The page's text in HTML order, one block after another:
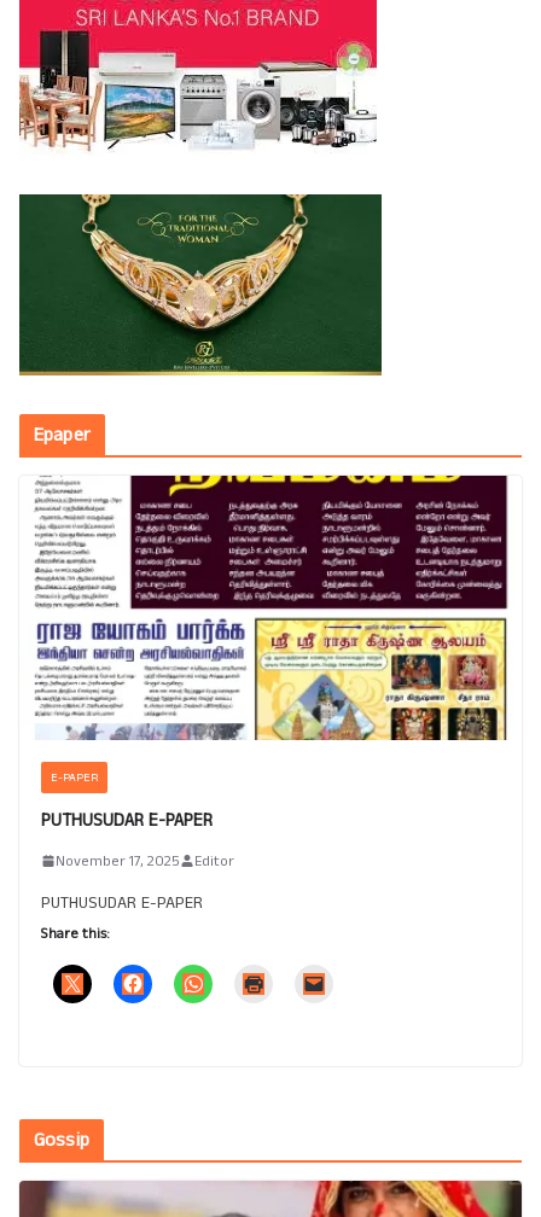
Epaper
E-PAPER
PUTHUSUDAR E-PAPER
November 17, 2025 Editor
PUTHUSUDAR E-PAPER
Share this:
Gossip